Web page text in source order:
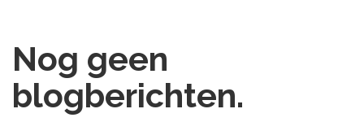
Nog geen
blogberichten.